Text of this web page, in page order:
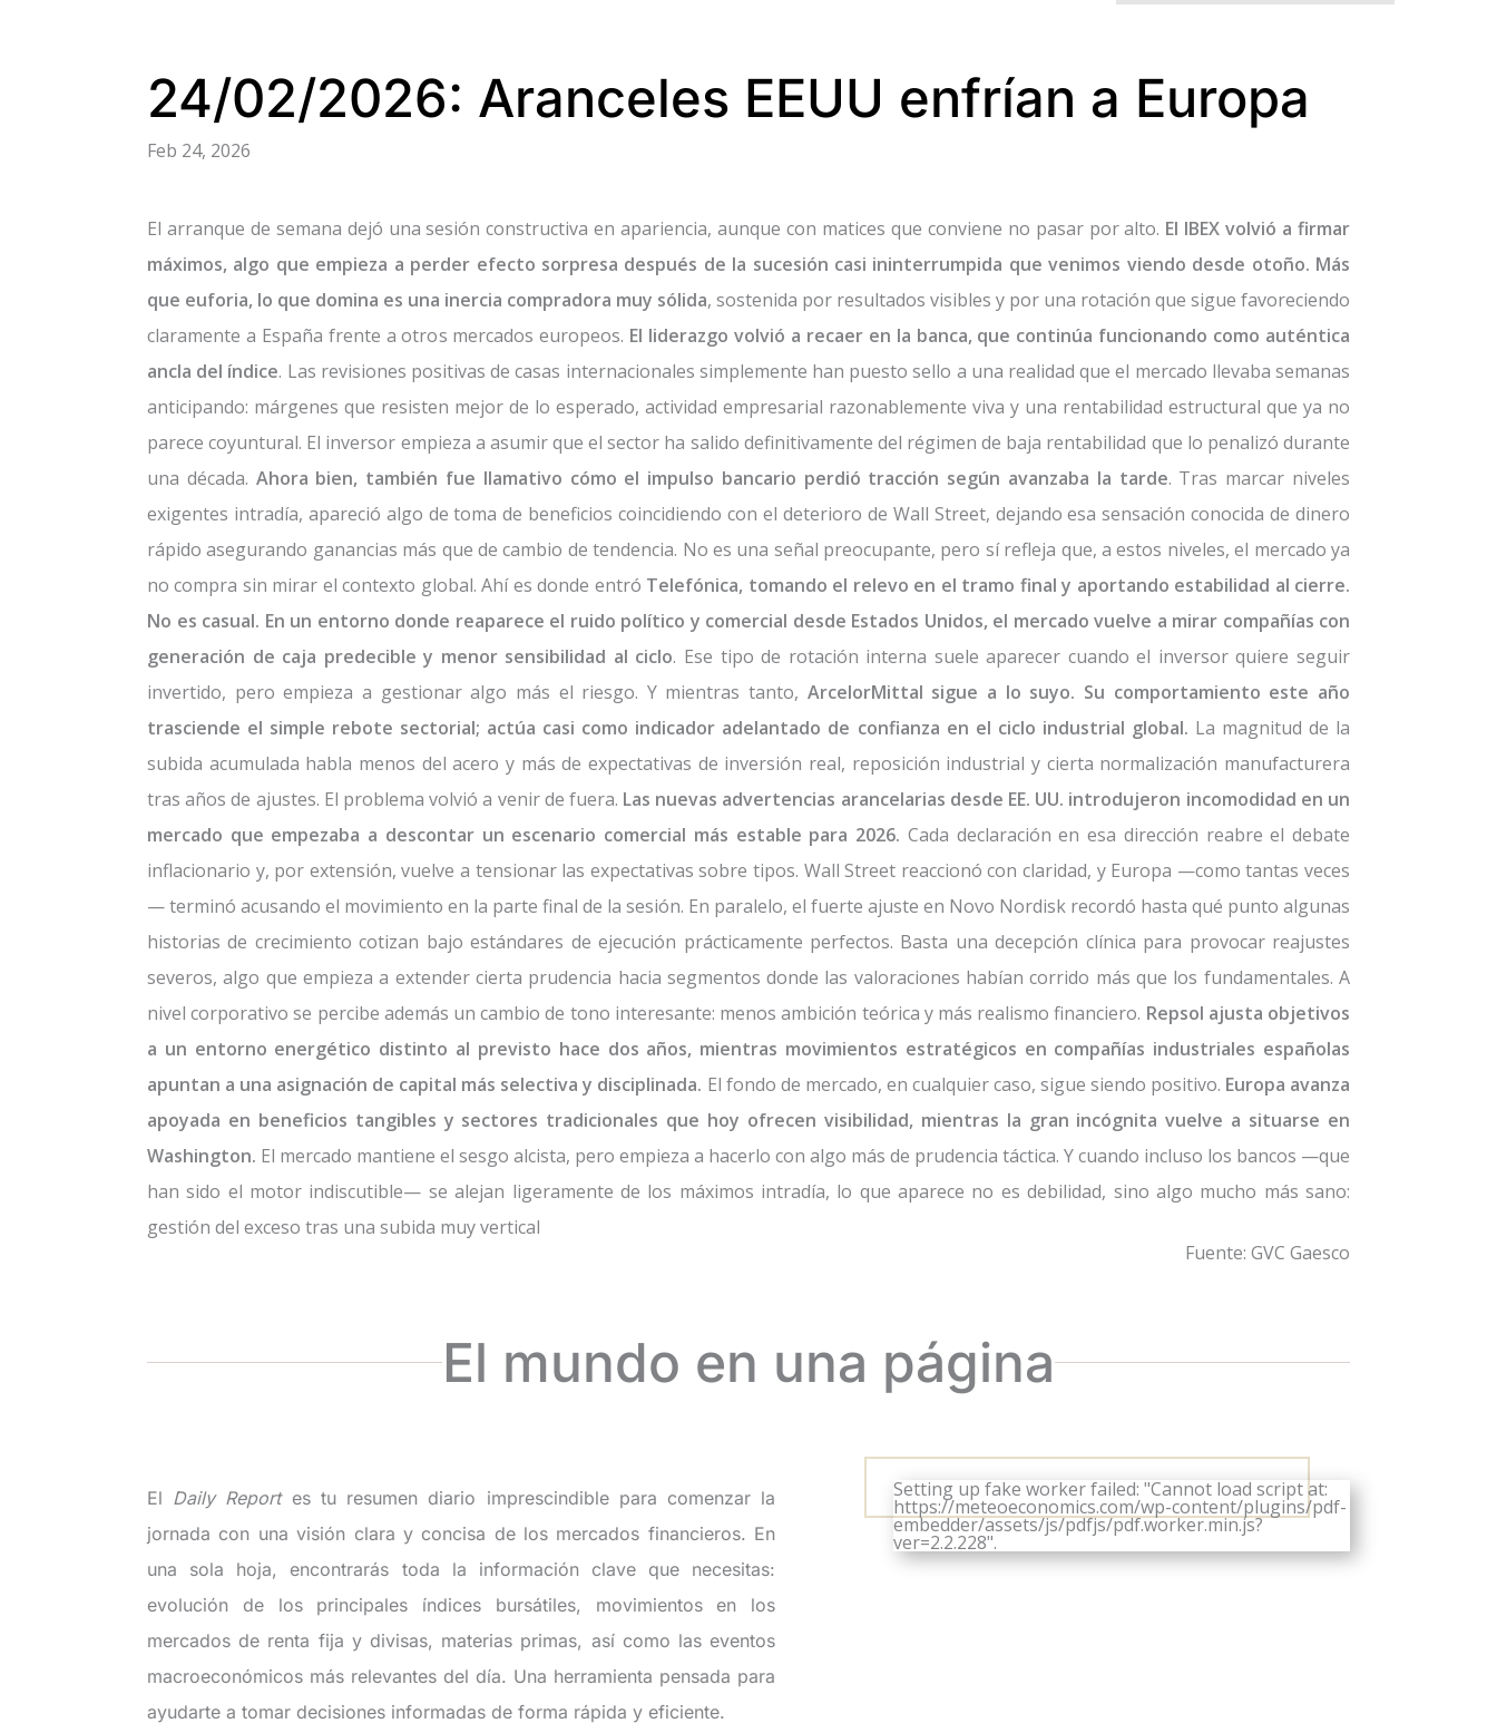
24/02/2026: Aranceles EEUU enfrían a Europa
Feb 24, 2026
El arranque de semana dejó una sesión constructiva en apariencia, aunque con matices que conviene no pasar por alto. El IBEX volvió a firmar
máximos, algo que empieza a perder efecto sorpresa después de la sucesión casi ininterrumpida que venimos viendo desde otoño. Más
que euforia, lo que domina es una inercia compradora muy sólida, sostenida por resultados visibles y por una rotación que sigue favoreciendo
claramente a España frente a otros mercados europeos. El liderazgo volvió a recaer en la banca, que continúa funcionando como auténtica
ancla del índice. Las revisiones positivas de casas internacionales simplemente han puesto sello a una realidad que el mercado llevaba semanas
anticipando: márgenes que resisten mejor de lo esperado, actividad empresarial razonablemente viva y una rentabilidad estructural que ya no
parece coyuntural. El inversor empieza a asumir que el sector ha salido definitivamente del régimen de baja rentabilidad que lo penalizó durante
una década. Ahora bien, también fue llamativo cómo el impulso bancario perdió tracción según avanzaba la tarde. Tras marcar niveles
exigentes intradía, apareció algo de toma de beneficios coincidiendo con el deterioro de Wall Street, dejando esa sensación conocida de dinero
rápido asegurando ganancias más que de cambio de tendencia. No es una señal preocupante, pero sí refleja que, a estos niveles, el mercado ya
no compra sin mirar el contexto global. Ahí es donde entró Telefónica, tomando el relevo en el tramo final y aportando estabilidad al cierre.
No es casual. En un entorno donde reaparece el ruido político y comercial desde Estados Unidos, el mercado vuelve a mirar compañías con
generación de caja predecible y menor sensibilidad al ciclo. Ese tipo de rotación interna suele aparecer cuando el inversor quiere seguir
invertido, pero empieza a gestionar algo más el riesgo. Y mientras tanto, ArcelorMittal sigue a lo suyo. Su comportamiento este año
trasciende el simple rebote sectorial; actúa casi como indicador adelantado de confianza en el ciclo industrial global. La magnitud de la
subida acumulada habla menos del acero y más de expectativas de inversión real, reposición industrial y cierta normalización manufacturera
tras años de ajustes. El problema volvió a venir de fuera. Las nuevas advertencias arancelarias desde EE. UU. introdujeron incomodidad en un
mercado que empezaba a descontar un escenario comercial más estable para 2026. Cada declaración en esa dirección reabre el debate
inflacionario y, por extensión, vuelve a tensionar las expectativas sobre tipos. Wall Street reaccionó con claridad, y Europa —como tantas veces
— terminó acusando el movimiento en la parte final de la sesión. En paralelo, el fuerte ajuste en Novo Nordisk recordó hasta qué punto algunas
historias de crecimiento cotizan bajo estándares de ejecución prácticamente perfectos. Basta una decepción clínica para provocar reajustes
severos, algo que empieza a extender cierta prudencia hacia segmentos donde las valoraciones habían corrido más que los fundamentales. A
nivel corporativo se percibe además un cambio de tono interesante: menos ambición teórica y más realismo financiero. Repsol ajusta objetivos
a un entorno energético distinto al previsto hace dos años, mientras movimientos estratégicos en compañías industriales españolas
apuntan a una asignación de capital más selectiva y disciplinada. El fondo de mercado, en cualquier caso, sigue siendo positivo. Europa avanza
apoyada en beneficios tangibles y sectores tradicionales que hoy ofrecen visibilidad, mientras la gran incógnita vuelve a situarse en
Washington. El mercado mantiene el sesgo alcista, pero empieza a hacerlo con algo más de prudencia táctica. Y cuando incluso los bancos —que
han sido el motor indiscutible— se alejan ligeramente de los máximos intradía, lo que aparece no es debilidad, sino algo mucho más sano:
gestión del exceso tras una subida muy vertical
Fuente: GVC Gaesco
El mundo en una página
El Daily Reportes tu resumen diario imprescindible para comenzar la
jornada con una visión clara y concisa de los mercados financieros. En
una sola hoja, encontrarás toda la información clave que necesitas:
evolución de los principales índices bursátiles, movimientos en los
mercados de renta fija y divisas, materias primas, así como las eventos
macroeconómicos más relevantes del día. Una herramienta pensada para
ayudarte a tomar decisiones informadas de forma rápida y eficiente.
Setting up fake worker failed: "Cannot load script at:
https://meteoeconomics.com/wp-content/plugins/pdf-
embedder/assets/js/pdfjs/pdf.worker.min.js?
ver=2.2.228".